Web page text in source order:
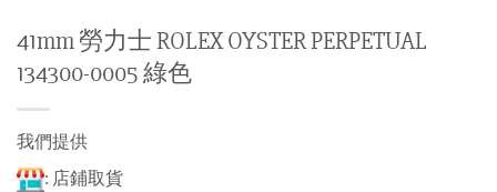
41mm 勞力士 ROLEX OYSTER PERPETUAL
134300-0005 綠色
我們提供
: 店鋪取貨